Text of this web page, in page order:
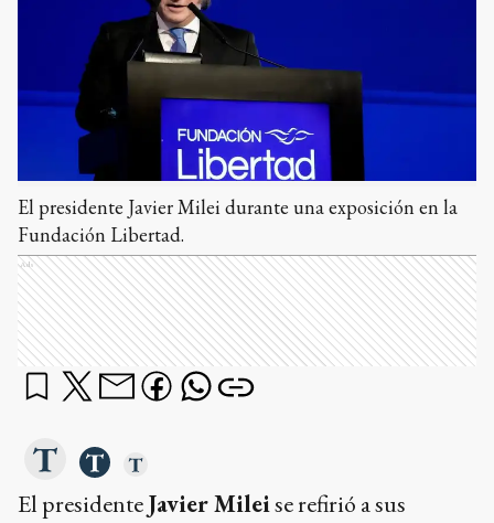
El presidente Javier Milei durante una exposición en la
Fundación Libertad.
Ads
El presidenteJavier Mileise refirió a sus